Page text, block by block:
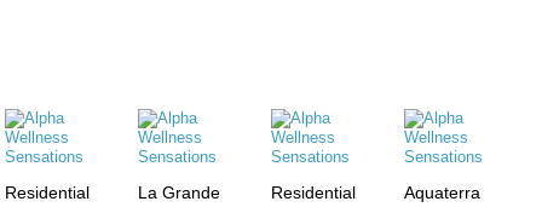
Residential
La Grande
Residential
Aquaterra